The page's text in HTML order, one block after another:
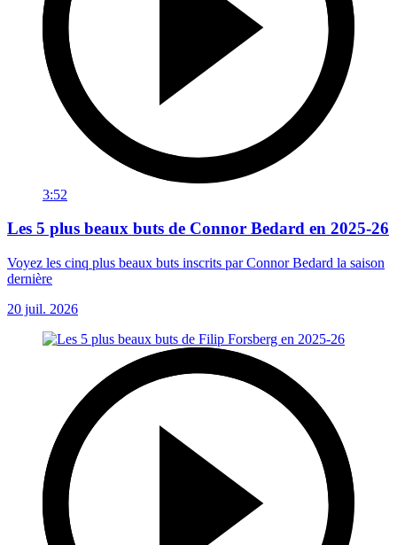
3:52
Les 5 plus beaux buts de Connor Bedard en 2025-26
Voyez les cinq plus beaux buts inscrits par Connor Bedard la saison
dernière
20 juil. 2026